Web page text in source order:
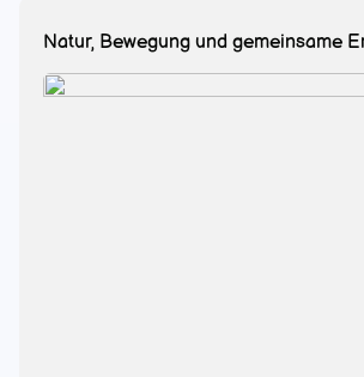
Natur, Bewegung und gemeinsame